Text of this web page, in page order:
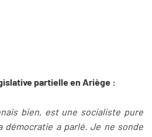
partielle en Ariège :
bien, est une socialiste pure
démocratie a parlé. Je ne sonde